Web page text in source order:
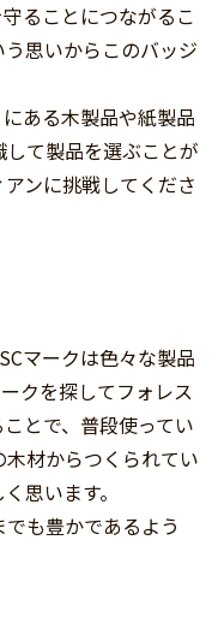
ることにつながるこ
思いからこのバッジ
ある木製品や紙製品
て製品を選ぶことが
ンに挑戦してくださ
マークは色々な製品
クを探してフォレス
とで、普段使ってい
材からつくられてい
思います。
も豊かであるよう